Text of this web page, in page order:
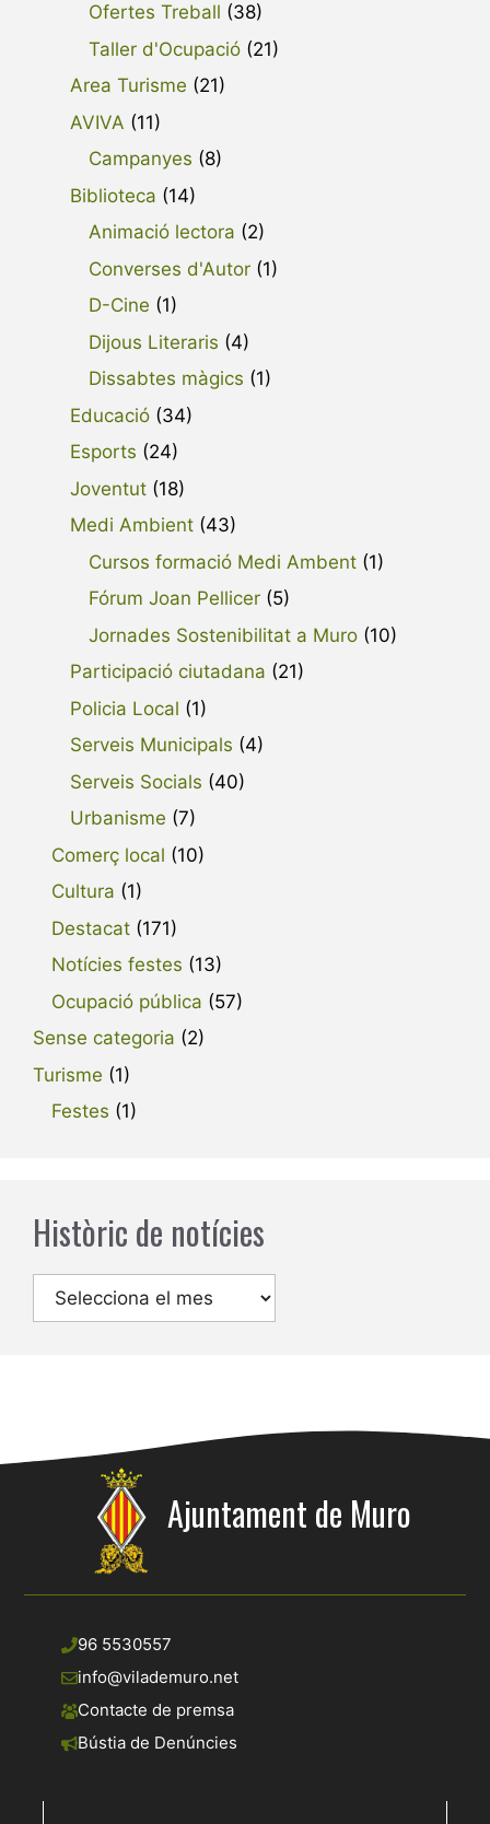
Ofertes Treball (38)
Taller d'Ocupació (21)
Area Turisme (21)
AVIVA (11)
Campanyes (8)
Biblioteca (14)
Animació lectora (2)
Converses d'Autor (1)
D-Cine (1)
Dijous Literaris (4)
Dissabtes màgics (1)
Educació (34)
Esports (24)
Joventut (18)
Medi Ambient (43)
Cursos formació Medi Ambent (1)
Fórum Joan Pellicer (5)
Jornades Sostenibilitat a Muro (10)
Participació ciutadana (21)
Policia Local (1)
Serveis Municipals (4)
Serveis Socials (40)
Urbanisme (7)
Comerç local (10)
Cultura (1)
Destacat (171)
Notícies festes (13)
Ocupació pública (57)
Sense categoria (2)
Turisme (1)
Festes (1)
Històric de notícies
Arxius
Ajuntament de Muro
96 5530557
info@vilademuro.net
Contacte de premsa
Bústia de Denúncies